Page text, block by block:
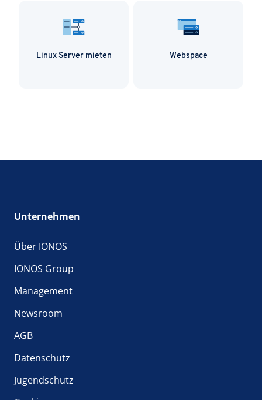
Linux Server mieten Webspace
Unternehmen
Über IONOS
IONOS Group
Management
Newsroom
AGB
Datenschutz
Jugendschutz